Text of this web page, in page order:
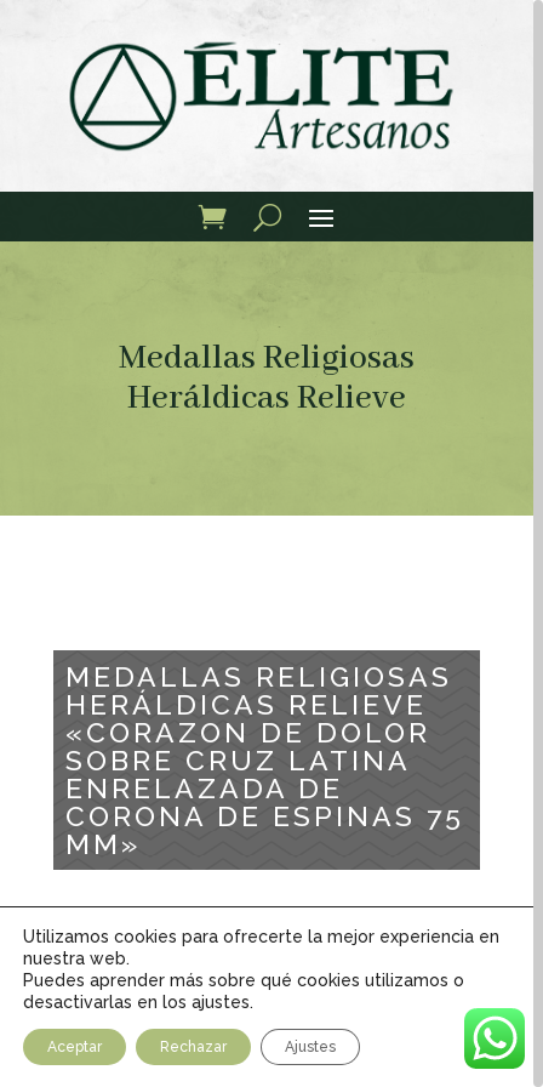
Medallas Religiosas
Heráldicas Relieve
MEDALLAS RELIGIOSAS
HERÁLDICAS RELIEVE
«CORAZON DE DOLOR
SOBRE CRUZ LATINA
ENRELAZADA DE
CORONA DE ESPINAS 75
MM»
Religiosas/Medallas Religiosas Heráldicas Relieve
/ MEDALLAS RELIGIOSAS HERÁLDICAS RELIEVE
«CORAZON DE DOLOR SOBRE CRUZ LATINA
ENRELAZADA DE CORONA DE ESPINAS 75 MM»
Utilizamos cookies para ofrecerte la mejor experiencia en
nuestra web.
Puedes aprender más sobre qué cookies utilizamos o
desactivarlas en los ajustes.
Aceptar Rechazar Ajustes